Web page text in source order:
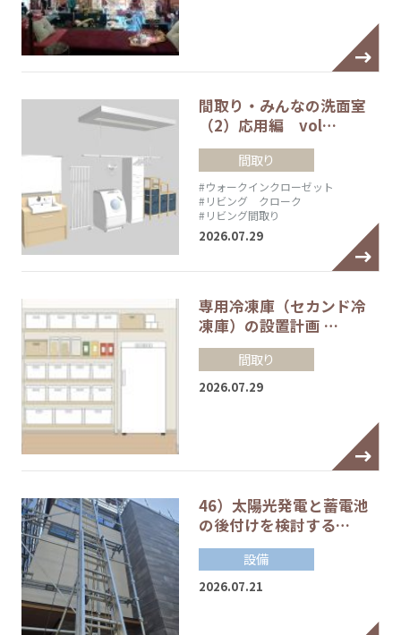
間取り・みんなの洗面室
（2）応用編 vol…
間取り
#ウォークインクローゼット
#リビング クローク
#リビング間取り
2026.07.29
専用冷凍庫（セカンド冷
凍庫）の設置計画 …
間取り
2026.07.29
46）太陽光発電と蓄電池
の後付けを検討する…
設備
2026.07.21